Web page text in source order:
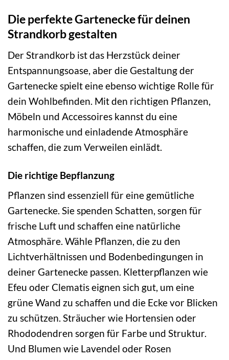
Die perfekte Gartenecke für deinen
Strandkorb gestalten
Der Strandkorb ist das Herzstück deiner
Entspannungsoase, aber die Gestaltung der
Gartenecke spielt eine ebenso wichtige Rolle für
dein Wohlbefinden. Mit den richtigen Pflanzen,
Möbeln und Accessoires kannst du eine
harmonische und einladende Atmosphäre
schaffen, die zum Verweilen einlädt.
Die richtige Bepflanzung
Pflanzen sind essenziell für eine gemütliche
Gartenecke. Sie spenden Schatten, sorgen für
frische Luft und schaffen eine natürliche
Atmosphäre. Wähle Pflanzen, die zu den
Lichtverhältnissen und Bodenbedingungen in
deiner Gartenecke passen. Kletterpflanzen wie
Efeu oder Clematis eignen sich gut, um eine
grüne Wand zu schaffen und die Ecke vor Blicken
zu schützen. Sträucher wie Hortensien oder
Rhododendren sorgen für Farbe und Struktur.
Und Blumen wie Lavendel oder Rosen